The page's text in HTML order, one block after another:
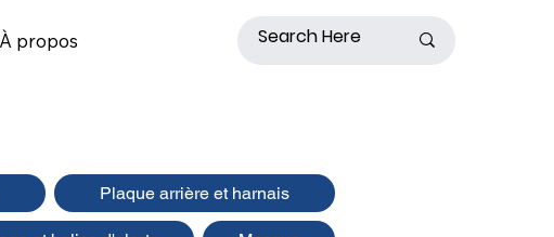
À propos
Plaque arrière et harnais